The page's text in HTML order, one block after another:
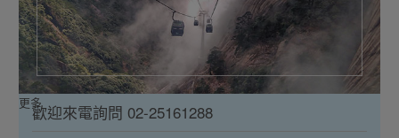
歡迎來電詢問 02-25161288
更多